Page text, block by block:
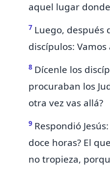
aquel lugar
7 Luego, después
discípulos: Vamos
8 Dícenle los
procuraban los
otra vez vas allá?
9 Respondió
doce horas? El
no tropieza,